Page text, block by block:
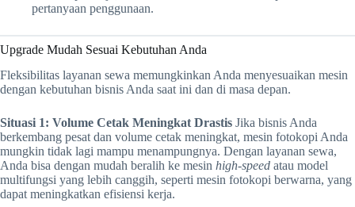
pertanyaan penggunaan.
Upgrade Mudah Sesuai Kebutuhan Anda
Fleksibilitas layanan sewa memungkinkan Anda menyesuaikan mesin
dengan kebutuhan bisnis Anda saat ini dan di masa depan.
Situasi 1: Volume Cetak Meningkat Drastis Jika bisnis Anda
berkembang pesat dan volume cetak meningkat, mesin fotokopi Anda
mungkin tidak lagi mampu menampungnya. Dengan layanan sewa,
Anda bisa dengan mudah beralih ke mesin high-speed atau model
multifungsi yang lebih canggih, seperti mesin fotokopi berwarna, yang
dapat meningkatkan efisiensi kerja.